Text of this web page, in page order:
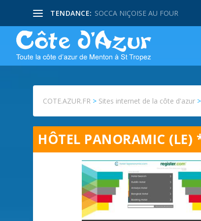
TENDANCE: SOCCA NIÇOISE AU FOUR
COTE.AZUR.FR > Sites internet de la côte d'azur >
HÔTEL PANORAMIC